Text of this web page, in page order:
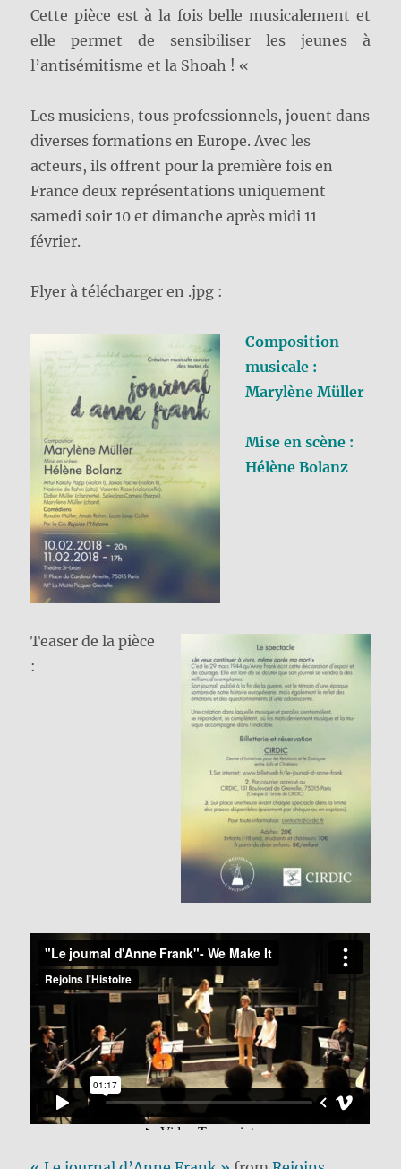
Cette pièce est à la fois belle musicalement et
elle permet de sensibiliser les jeunes à
l’antisémitisme et la Shoah ! «
Les musiciens, tous professionnels, jouent dans
diverses formations en Europe. Avec les
acteurs, ils offrent pour la première fois en
France deux représentations uniquement
samedi soir 10 et dimanche après midi 11
février.
Flyer à télécharger en .jpg :
Composition
musicale :
Marylène Müller
Mise en scène :
Hélène Bolanz
Teaser de la pièce
: